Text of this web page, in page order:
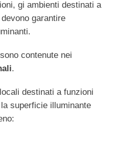
gi ambienti destinati a
devono garantire
contenute nei
.
destinati a funzioni
superficie illuminante